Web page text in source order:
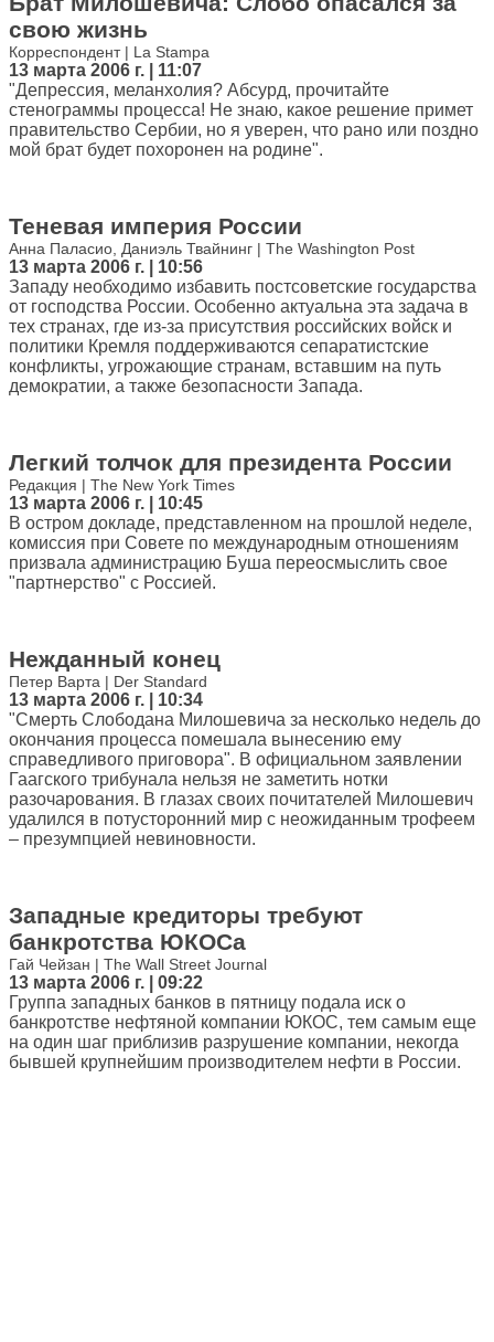
свою жизнь
Корреспондент | La Stampa
13 марта 2006 г. | 11:07
"Депрессия, меланхолия? Абсурд, прочитайте
стенограммы процесса! Не знаю, какое решение примет
правительство Сербии, но я уверен, что рано или поздно
мой брат будет похоронен на родине".
Теневая империя России
Анна Паласио, Даниэль Твайнинг | The Washington Post
13 марта 2006 г. | 10:56
Западу необходимо избавить постсоветские государства
от господства России. Особенно актуальна эта задача в
тех странах, где из-за присутствия российских войск и
политики Кремля поддерживаются сепаратистские
конфликты, угрожающие странам, вставшим на путь
демократии, а также безопасности Запада.
Легкий толчок для президента России
Редакция | The New York Times
13 марта 2006 г. | 10:45
В остром докладе, представленном на прошлой неделе,
комиссия при Совете по международным отношениям
призвала администрацию Буша переосмыслить свое
"партнерство" с Россией.
Нежданный конец
Петер Варта | Der Standard
13 марта 2006 г. | 10:34
"Смерть Слободана Милошевича за несколько недель до
окончания процесса помешала вынесению ему
справедливого приговора". В официальном заявлении
Гаагского трибунала нельзя не заметить нотки
разочарования. В глазах своих почитателей Милошевич
удалился в потусторонний мир с неожиданным трофеем
– презумпцией невиновности.
Западные кредиторы требуют
банкротства ЮКОСа
Гай Чейзан | The Wall Street Journal
13 марта 2006 г. | 09:22
Группа западных банков в пятницу подала иск о
банкротстве нефтяной компании ЮКОС, тем самым еще
на один шаг приблизив разрушение компании, некогда
бывшей крупнейшим производителем нефти в России.